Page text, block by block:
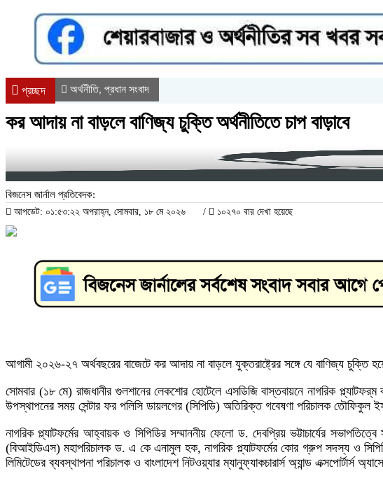
প্রচ্ছদ অর্থনীতি, প্রধান সংবাদ
কর আদায় না বাড়লে বাণিজ্য চুক্তি অর্থনীতিতে চাপ বাড়াবে
বিজনেস জার্নাল প্রতিবেদক:
আপডেট: ০১:৫৩:২২ অপরাহ্ন, সোমবার, ১৮ মে ২০২৬ / ১০২৭০ বার দেখা হয়েছে
আগামী ২০২৬-২৭ অর্থবছরের বাজেটে কর আদায় না বাড়লে যুক্তরাষ্ট্রের সঙ্গে যে বাণিজ্য চুক্তি
সোমবার (১৮ মে) রাজধানীর গুলশানের লেকশোর হোটেলে এসডিজি বাস্তবায়নে নাগরিক
উপস্থাপনের সময় সেন্টার ফর পলিসি ডায়লগের (সিপিডি) অতিরিক্ত গবেষণা পরিচালক তৌফিকুল
নাগরিক প্ল্যাটফর্মের আহ্বায়ক ও সিপিডির সম্মাননীয় ফেলো ড. দেবপ্রিয় ভট্টাচার্যের
(বিআইডিএস) মহাপরিচালক ড. এ কে এনামুল হক, নাগরিক প্ল্যাটফর্মের কোর গ্রুপ সদস্য ও
লিমিটেডের ব্যবস্থাপনা পরিচালক ও বাংলাদেশ নিটওয়্যার ম্যানুফ্যাকচারার্স অ্যান্ড